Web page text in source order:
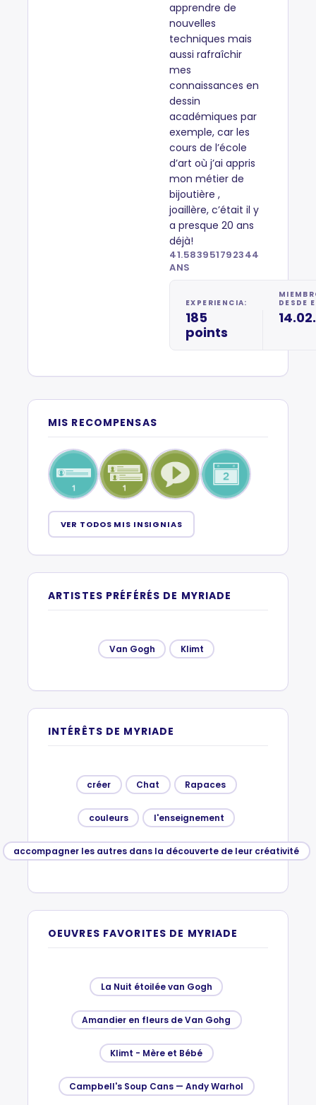
apprendre de
nouvelles
techniques mais
aussi rafraîchir
mes
connaissances en
dessin
académiques par
exemple, car les
cours de l’école
d’art où j’ai appris
mon métier de
bijoutière ,
joaillère, c’était il y
a presque 20 ans
déjà!
41.583951792344
ANS
EXPERIENCIA:
185
points
DESDE
MIS RECOMPENSAS
VER TODOS MIS INSIGNIAS
ARTISTES PRÉFÉRÉS DE MYRIADE
Van Gogh Klimt
INTÉRÊTS DE MYRIADE
créer Chat Rapaces
couleurs l'enseignement
accompagner les autres dans la découverte de leur créativité
OEUVRES FAVORITES DE MYRIADE
La Nuit étoilée van Gogh
Amandier en fleurs de Van Gohg
Klimt - Mère et Bébé
Campbell's Soup Cans — Andy Warhol